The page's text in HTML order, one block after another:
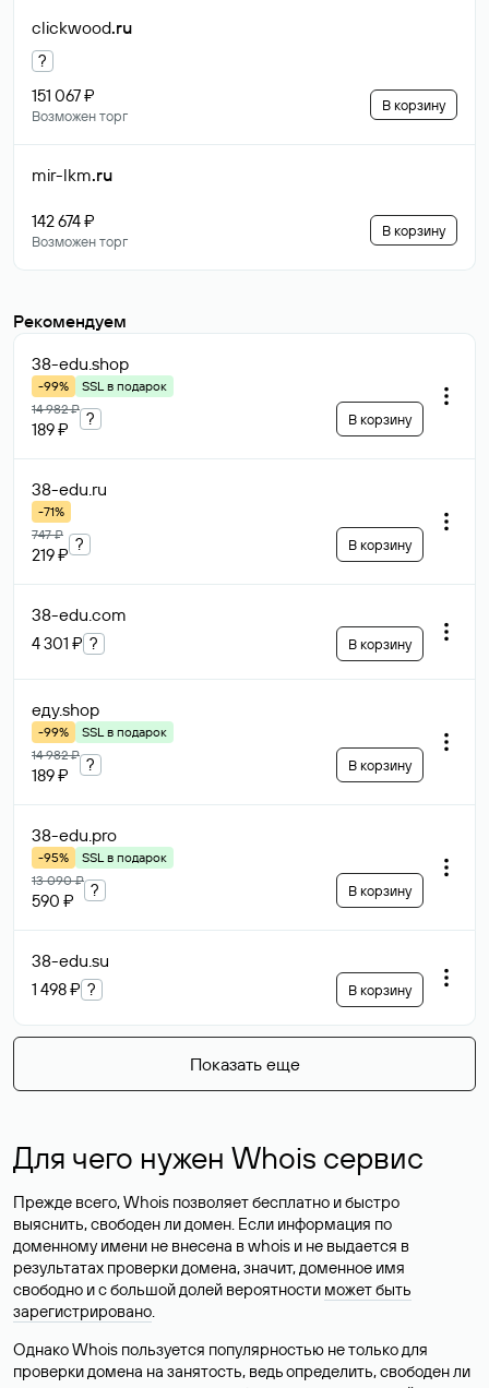
clickwood.ru
?
151 067 ₽
Возможен торг
В корзину
mir-lkm.ru
142 674 ₽
Возможен торг
В корзину
Рекомендуем
38-edu.shop
-99%
SSL в подарок
14 982 ₽
189 ₽
? В корзину
38-edu.ru
-71%
747 ₽
219 ₽
? В корзину
38-edu.com
4 301 ₽ ? В корзину
еду.shop
-99%
SSL в подарок
14 982 ₽
189 ₽
? В корзину
38-edu.pro
-95%
SSL в подарок
13 090 ₽
590 ₽
? В корзину
38-edu.su
1 498 ₽ ? В корзину
Показать еще
Для чего нужен Whois сервис
Прежде всего, Whois позволяет бесплатно и быстро
выяснить, свободен ли домен. Если информация по
доменному имени не внесена в whois и не выдается в
результатах проверки домена, значит, доменное имя
свободно и с большой долей вероятности может быть
зарегистрировано.
Однако Whois пользуется популярностью не только для
проверки домена на занятость, ведь определить, свободен ли